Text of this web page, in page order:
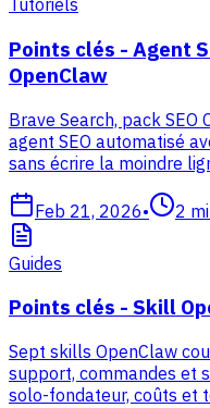
Tutoriels
Points clés - Agent
OpenClaw
Brave Search, pack SEO
agent SEO automatisé
sans écrire la moindre
Feb 21, 2026• 2
Guides
Points clés - Skill
Sept skills OpenClaw
support, commandes et
solo-fondateur, coûts et